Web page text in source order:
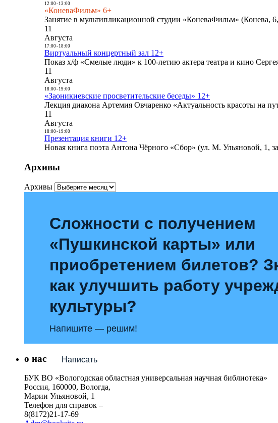
12:00- 13:00
«КоневаФильм» 6+
Занятие в мультипликационной студии «КоневаФильм» (Конева,
11
Августа
17:00- 18:00
Виртуальный концертный зал 12+
Показ х/ф «Смелые люди» к 100-летию актера театра и кино
11
Августа
18:00- 19:00
«Заоникиевские просветительские беседы» 12+
Лекция диакона Артемия Овчаренко «Актуальность красоты на
11
Августа
18:00- 19:00
Презентация книги 12+
Новая книга поэта Антона Чёрного «Сбор» (ул. М. Ульяновой, 1,
Архивы
Архивы
Сложности с получением
«Пушкинской карты» или
приобретением билетов?
как улучшить работу
культуры?
Напишите — решим!
Написать
о нас
БУК ВО «Вологодская областная универсальная научная библиотека»
Россия, 160000, Вологда,
Марии Ульяновой, 1
Телефон для справок –
8(8172)21-17-69